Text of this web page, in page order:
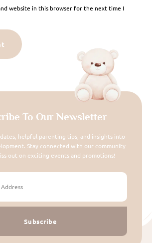
website in this browser for the next time I
To Our Newsletter
helpful parenting tips, and insights into
Stay connected with our community
out on exciting events and promotions!
Subscribe